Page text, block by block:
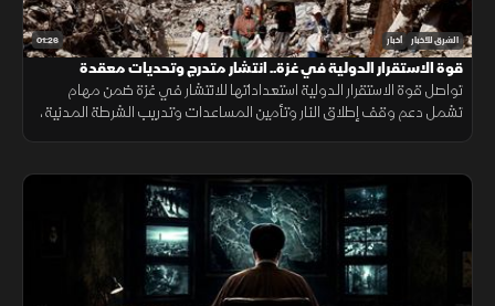
01:26 الشرق للأخبار أخبار
قوة الاستقرار الدولية في غزة.. انتشار متدرج وتحديات معقدة
تواصل قوة الاستقرار الدولية استعداداتها للانتشار في غزة ضمن مهام
تشمل دعم وقف إطلاق النار وتأمين المساعدات وتدريب الشرطة المدنية،